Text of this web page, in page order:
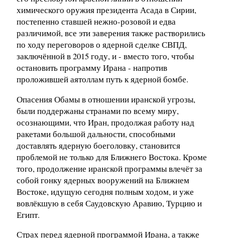
химического оружия президента Асада в Сирии,
постепенно ставшей нежно-розовой и едва
различимой, все эти заверения также растворились
по ходу переговоров о ядерной сделке СВПД,
заключённой в 2015 году, и - вместо того, чтобы
остановить программу Ирана - напротив
проложившей аятоллам путь к ядерной бомбе.
Опасения Обамы в отношении иранской угрозы,
были поддержаны странами по всему миру,
осознающими, что Иран, продолжая работу над
ракетами большой дальности, способными
доставлять ядерную боеголовку, становится
проблемой не только для Ближнего Востока. Кроме
того, продолжение иранской программы влечёт за
собой гонку ядерных вооружений на Ближнем
Востоке, идущую сегодня полным ходом, и уже
вовлёкшую в себя Саудовскую Аравию, Турцию и
Египт.
Страх перед ядерной программой Ирана, а также